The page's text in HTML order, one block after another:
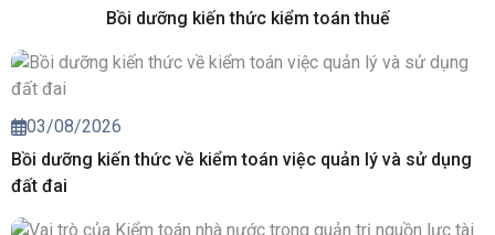
Bồi dưỡng kiến thức kiểm toán thuế
03/08/2026
Bồi dưỡng kiến thức về kiểm toán việc quản lý và sử dụng
đất đai